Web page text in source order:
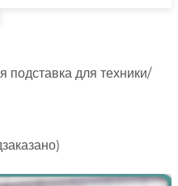
подставка для техники/